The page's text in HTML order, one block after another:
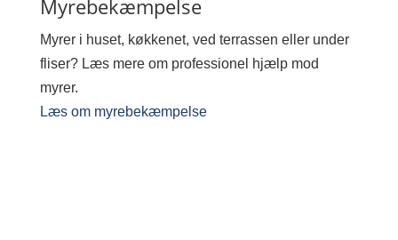
Myrebekæmpelse
Myrer i huset, køkkenet, ved terrassen eller under
fliser? Læs mere om professionel hjælp mod
myrer.
Læs om myrebekæmpelse